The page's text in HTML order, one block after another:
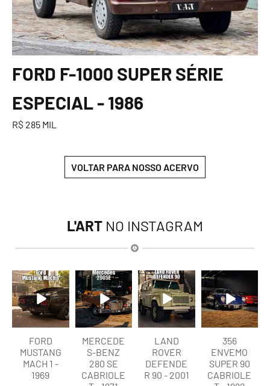
FORD F-1000 SUPER SÉRIE
ESPECIAL - 1986
R$ 285 MIL
VOLTAR PARA NOSSO ACERVO
L'ART NO INSTAGRAM
lart.br
Ago 9
FORD
MUSTANG
MACH 1 -
1969
lart.br
Ago 9
MERCEDE
S-BENZ
280 SE
CABRIOLE
lart.br
Ago 9
LAND
ROVER
DEFENDE
R 90 - 2001
lart.br
Ago 9
356
ENVEMO
SUPER 90
CABRIOLE